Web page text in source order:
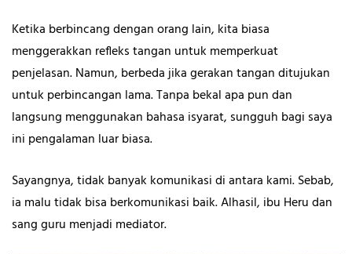
Ketika berbincang dengan orang lain, kita biasa
menggerakkan refleks tangan untuk memperkuat
penjelasan. Namun, berbeda jika gerakan tangan ditujukan
untuk perbincangan lama. Tanpa bekal apa pun dan
langsung menggunakan bahasa isyarat, sungguh bagi saya
ini pengalaman luar biasa.
Sayangnya, tidak banyak komunikasi di antara kami. Sebab,
ia malu tidak bisa berkomunikasi baik. Alhasil, ibu Heru dan
sang guru menjadi mediator.